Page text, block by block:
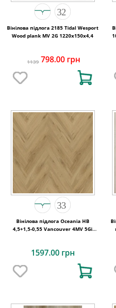
Вінілова підлога 2185 Tidal Wesport
Wood plank MV 2G 1220х150х4,4
1139 798.00 грн
Вінілова підлога Oceania HB
4,5+1,5-0,55 Vancouver 4MV 5Gi
1597.00 грн